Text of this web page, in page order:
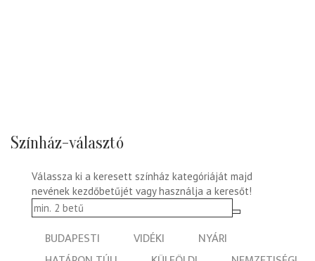
Színház-választó
Válassza ki a keresett színház kategóriáját majd
nevének kezdőbetűjét vagy használja a keresőt!
BUDAPESTI VIDÉKI
NYÁRI